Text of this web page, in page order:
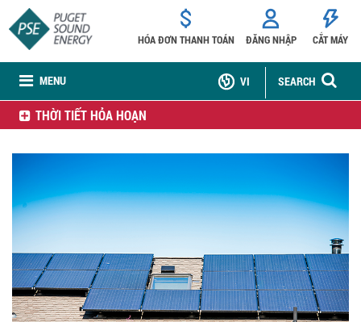
MENU
HÓA ĐƠN THANH TOÁN ĐĂNG NHẬP CẮT MÁY
SEARCH
VI
THỜI TIẾT HỎA HOẠN